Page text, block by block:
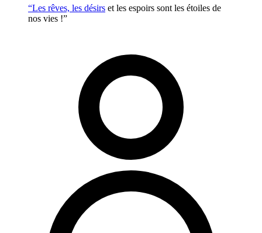
“Les rêves, les désirs et les espoirs sont les étoiles de
nos vies !”